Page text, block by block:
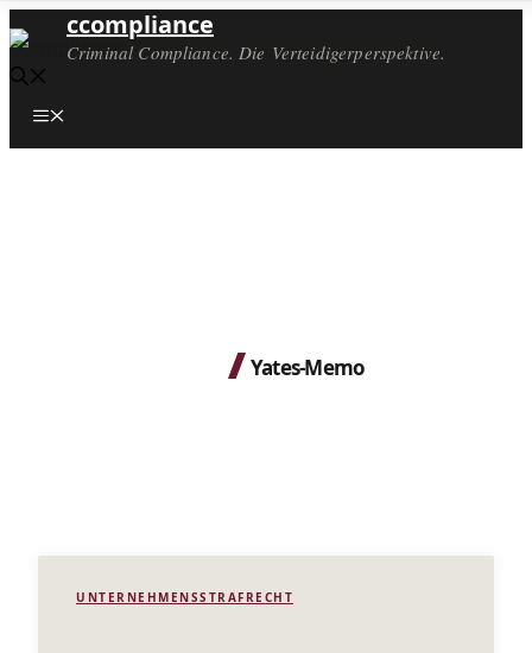
ccompliance
Criminal Compliance. Die Verteidigerperspektive.
Menü
Yates-Memo
UNTERNEHMENSSTRAFRECHT